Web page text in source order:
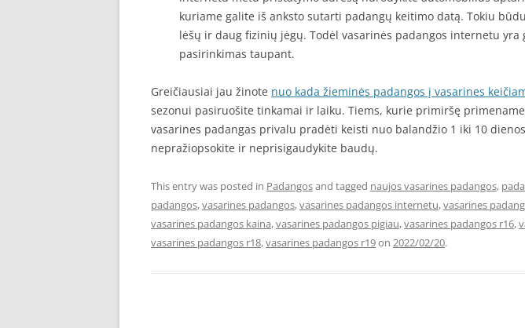
kuriame galite iš anksto sutarti padangų keitimo datą. Tokiu
lėšų ir daug fizinių jėgų. Todėl vasarinės padangos internetu yra
pasirinkimas taupant.
Greičiausiai jau žinote nuo kada žieminės padangos į vasarines
sezonui pasiruošite tinkamai ir laiku. Tiems, kurie primiršę
vasarines padangas privalu pradėti keisti nuo balandžio 1 iki 10
nepražiopsokite ir neprisigaudykite baudų.
This entry was posted in Padangosand tagged naujos vasarines padangos,
padangos,vasarines padangos,vasarines padangos internetu,vasarines
vasarines padangos kaina,vasarines padangos pigiau,vasarines padangos r16,
vasarines padangos r18,vasarines padangos r19on 2022/02/20.